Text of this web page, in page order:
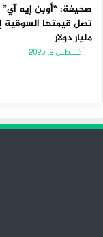
مليار دولار
أغسطس 2, 2025